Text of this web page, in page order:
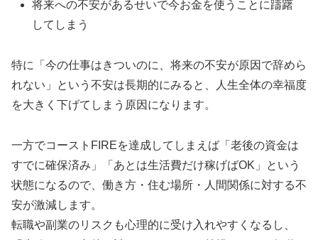
将来への不安があるせいで今お金を使うことに躊躇
してしまう
特に「今の仕事はきついのに、将来の不安が原因で辞めら
れない」という不安は長期的にみると、人生全体の幸福度
を大きく下げてしまう原因になります。
一方でコーストFIREを達成してしまえば「老後の資金は
すでに確保済み」「あとは生活費だけ稼げばOK」という
状態になるので、働き方・住む場所・人間関係に対する不
安が激減します。
転職や副業のリスクも心理的に受け入れやすくなるし、